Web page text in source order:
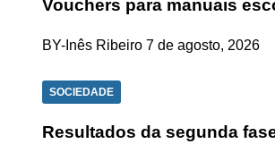
Vouchers para manuais
BY-Inês Ribeiro 7 de agosto, 2026
SOCIEDADE
Resultados da segunda